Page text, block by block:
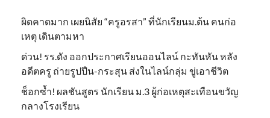
ผิดคาดมาก เผยนิสัย “ครูอรสา” ที่นักเรียนม.ต้น คนก่อ
เหตุ เดินตามหา
ด่วน! รร.ดัง ออกประกาศเรียนออนไลน์ กะทันหัน หลัง
อดีตครู ถ่ายรูปปืน-กระสุน ส่งในไลน์กลุ่ม ขู่เอาชีวิต
ช็อกซ้ำ! ผลชันสูตร นักเรียน ม.3 ผู้ก่อเหตุสะเทือนขวัญ
กลางโรงเรียน